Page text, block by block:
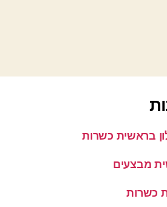
בראשית כשרות
מבצעים
כשרות